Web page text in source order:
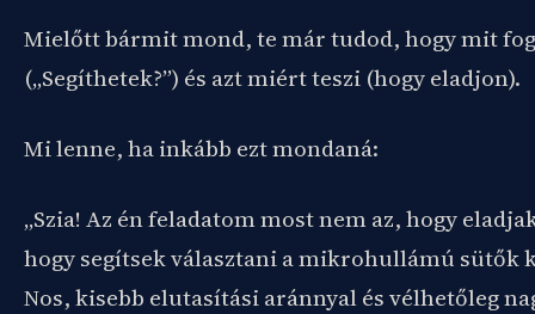
Mielőtt bármit mond, te már tudod, hogy mit
(„Segíthetek?”) és azt miért teszi (hogy eladjon).
Mi lenne, ha inkább ezt mondaná:
„Szia! Az én feladatom most nem az, hogy
hogy segítsek választani a mikrohullámú sütők
Nos, kisebb elutasítási aránnyal és vélhetőleg